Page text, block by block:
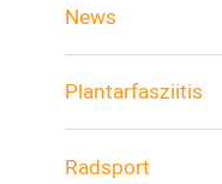
News
Plantarfasziitis
Radsport